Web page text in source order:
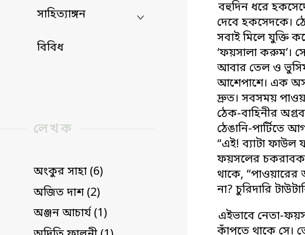
সাহিত্যাঙ্গন
বিবিধ
লেখক
অংকুর সাহা (6)
অজিত দাশ (2)
অঞ্জন আচার্য (1)
বহুদিন ধরে
দেবে হকসেদকে।
সবাই মিলে যুক্তি
‘ফয়সালা করুম’।
আবার তেল ও
আশেপাশে। এক
দ্রুত। সবসময়
ঠেক-বাহিনীর
ঠেঙানি-পার্টিতে
“এই! ব্যাটা ফাউল
ফয়সলের
থাকে,
না? চুরিদারি
এইভাবে নেতা-
কাঁপতে থাকে সে।